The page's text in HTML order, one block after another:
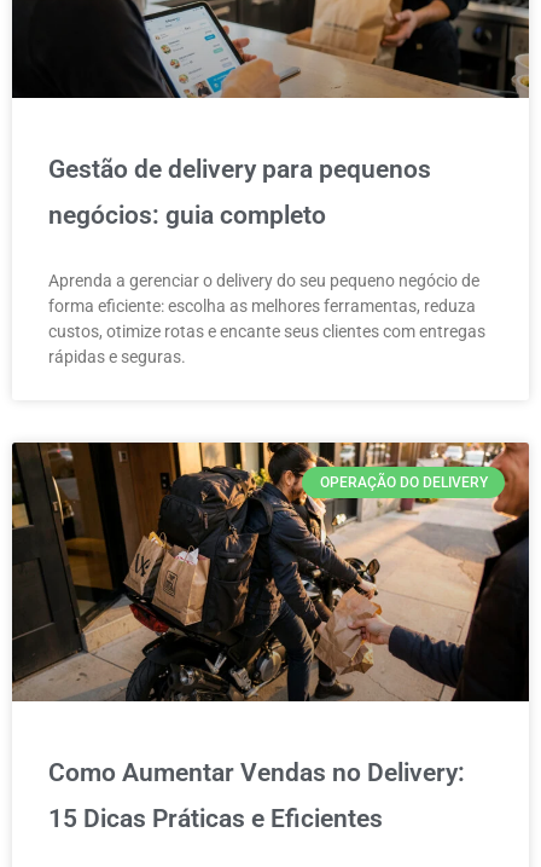
Gestão de delivery para pequenos
negócios: guia completo
Aprenda a gerenciar o delivery do seu pequeno negócio de
forma eficiente: escolha as melhores ferramentas, reduza
custos, otimize rotas e encante seus clientes com entregas
rápidas e seguras.
OPERAÇÃO DO DELIVERY
Como Aumentar Vendas no Delivery:
15 Dicas Práticas e Eficientes